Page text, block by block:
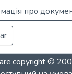
про
copyright ©